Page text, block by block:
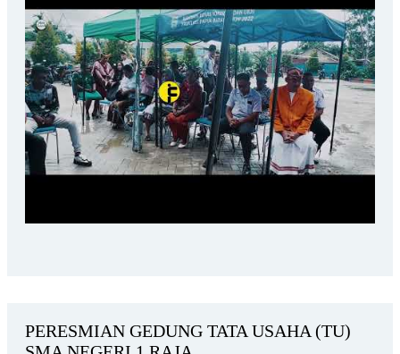
PERESMIAN GEDUNG TATA USAHA (TU)